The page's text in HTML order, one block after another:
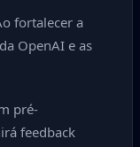
fortalecer a
OpenAI e as
pré-
feedback